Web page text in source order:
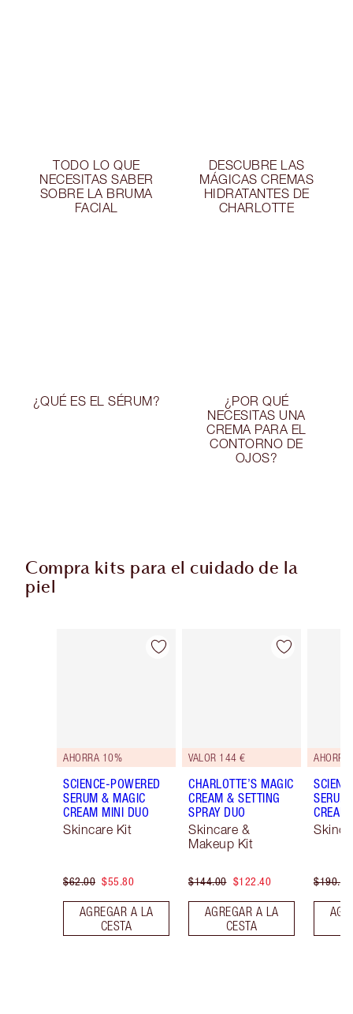
TODO LO QUE
NECESITAS SABER
SOBRE LA BRUMA
FACIAL
DESCUBRE LAS
MÁGICAS CREMAS
HIDRATANTES DE
CHARLOTTE
¿QUÉ ES EL SÉRUM?
¿POR QUÉ
NECESITAS UNA
CREMA PARA EL
CONTORNO DE
OJOS?
Compra kits para el cuidado de la
piel
Artículo 1 de 43
AHORRA 10%
SCIENCE-POWERED
SERUM & MAGIC
CREAM MINI DUO
Skincare Kit
$62.00 $55.80
AGREGAR A LA
CESTA
Artículo 2 de 43
VALOR 144 €
CHARLOTTE’S MAGIC
CREAM & SETTING
SPRAY DUO
Skincare &
Makeup Kit
$144.00 $122.40
AGREGAR A LA
CESTA
CREAM
$190.00